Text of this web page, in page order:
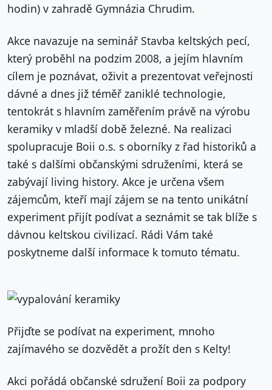
hodin) v zahradě Gymnázia Chrudim.
Akce navazuje na seminář Stavba keltských pecí,
který proběhl na podzim 2008, a jejím hlavním
cílem je poznávat, oživit a prezentovat veřejnosti
dávné a dnes již téměř zaniklé technologie,
tentokrát s hlavním zaměřením právě na výrobu
keramiky v mladší době železné. Na realizaci
spolupracuje Boii o.s. s oborníky z řad historiků a
také s dalšími občanskými sdruženími, která se
zabývají living history. Akce je určena všem
zájemcům, kteří mají zájem se na tento unikátní
experiment přijít podívat a seznámit se tak blíže s
dávnou keltskou civilizací. Rádi Vám také
poskytneme další informace k tomuto tématu.
Přijďte se podívat na experiment, mnoho
zajímavého se dozvědět a prožít den s Kelty!
Akci pořádá občanské sdružení Boii za podpory